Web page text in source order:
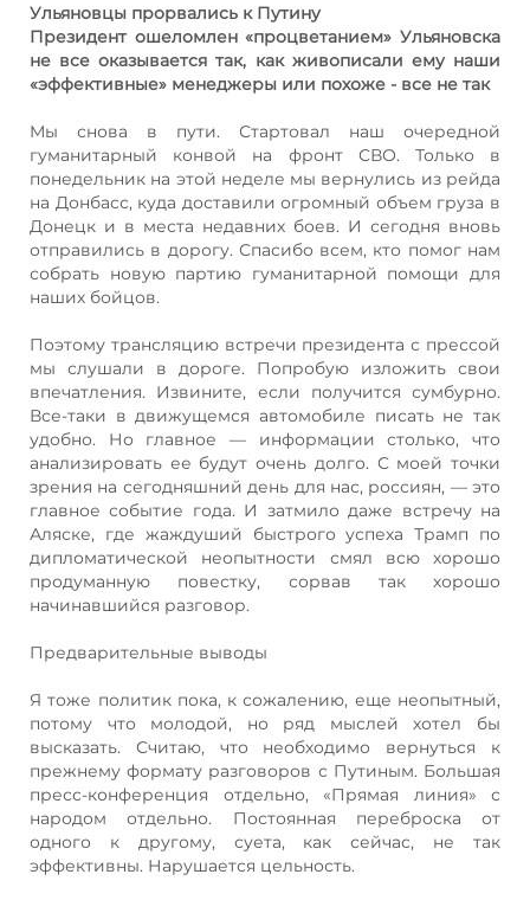
Ульяновцы прорвались к Путину
Президент ошеломлен «процветанием» Ульяновска
не все оказывается так, как живописали ему наши
«эффективные» менеджеры или похоже - все не так
Мы снова в пути. Стартовал наш очередной
гуманитарный конвой на фронт СВО. Только в
понедельник на этой неделе мы вернулись из рейда
на Донбасс, куда доставили огромный объем груза в
Донецк и в места недавних боев. И сегодня вновь
отправились в дорогу. Спасибо всем, кто помог нам
собрать новую партию гуманитарной помощи для
наших бойцов.
Поэтому трансляцию встречи президента с прессой
мы слушали в дороге. Попробую изложить свои
впечатления. Извините, если получится сумбурно.
Все-таки в движущемся автомобиле писать не так
удобно. Но главное — информации столько, что
анализировать ее будут очень долго. С моей точки
зрения на сегодняшний день для нас, россиян, — это
главное событие года. И затмило даже встречу на
Аляске, где жаждуший быстрого успеха Трамп по
дипломатической неопытности смял всю хорошо
продуманную повестку, сорвав так хорошо
начинавшийся разговор.
Предварительные выводы
Я тоже политик пока, к сожалению, еще неопытный,
потому что молодой, но ряд мыслей хотел бы
высказать. Считаю, что необходимо вернуться к
прежнему формату разговоров с Путиным. Большая
пресс-конференция отдельно, «Прямая линия» с
народом отдельно. Постоянная переброска от
одного к другому, суета, как сейчас, не так
эффективны. Нарушается цельность.